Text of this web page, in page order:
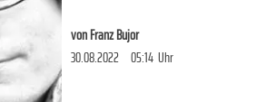
vonFranz Bujor
30.08.2022 05:14 Uhr